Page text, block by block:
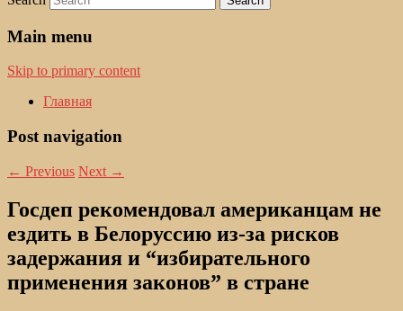
Main menu
Skip to primary content
Главная
Post navigation
← Previous Next →
Госдеп рекомендовал американцам не
ездить в Белоруссию из-за рисков
задержания и “избирательного
применения законов” в стране